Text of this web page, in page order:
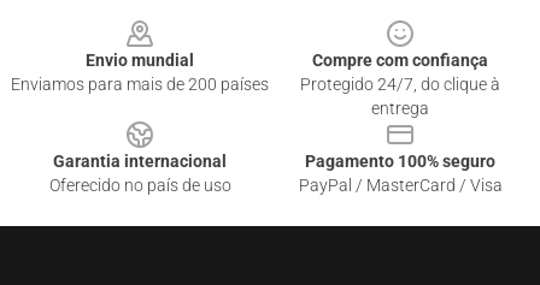
Envio mundial
Enviamos para mais de 200 países
Compre com confiança
Protegido 24/7, do clique à
entrega
Garantia internacional
Oferecido no país de uso
Pagamento 100% seguro
PayPal / MasterCard / Visa